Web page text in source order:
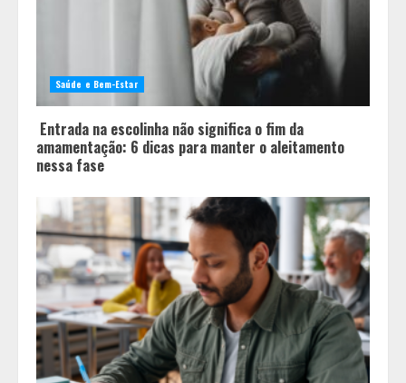
Você sabia que o frio também afeta
os pneus? Veja cuidados
fundamentais antes de pegar a
estrada no inverno
Saúde e Bem-Estar
Entrada na escolinha não significa o fim da
amamentação: 6 dicas para manter o aleitamento
nessa fase